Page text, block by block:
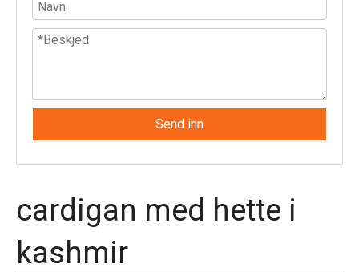
Send inn
cardigan med hette i
kashmir